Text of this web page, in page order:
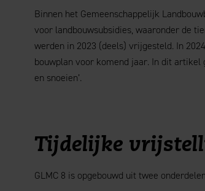
Binnen het Gemeenschappelijk
voor landbouwsubsidies, waaronder de
werden in 2023 (deels) vrijgesteld. In
bouwplan voor komend jaar. In dit artikel
en snoeien’.
Tijdelijke
GLMC 8 is opgebouwd uit twee